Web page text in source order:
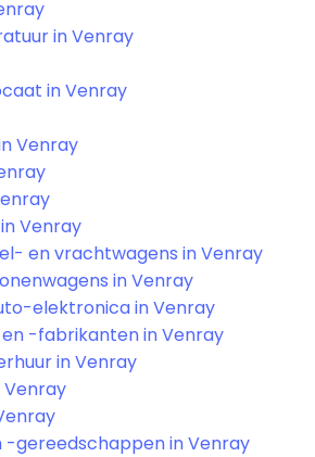
in Venray
in Venray
Venray
Venray
en vrachtwagens in Venray
in Venray
elektronica in Venray
-fabrikanten in Venray
in Venray
gereedschappen in Venray